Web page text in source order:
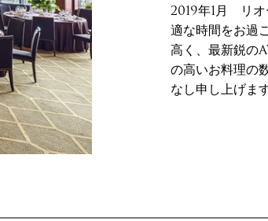
2019年1月 リオ
適な時間をお過
高く、最新鋭の
の高いお料理の
なし申し上げま